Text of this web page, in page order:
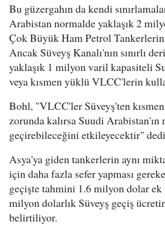
Bu güzergahın da kendi
Arabistan normalde yaklaşık 2
Çok Büyük Ham Petrol
Ancak Süveyş Kanalı'nın sınırlı
yaklaşık 1 milyon varil kapasiteli
veya kısmen yüklü VLCC'lerin
Bohl, "VLCC'ler Süveyş'ten
zorunda kalırsa Suudi Arabistan'ın
geçirebileceğini etkileyecektir"
Asya'ya giden tankerlerin aynı
için daha fazla sefer yapması
geçişte tahmini 1.6 milyon dolar ek
milyon dolarlık Süveyş geçiş
belirtiliyor.